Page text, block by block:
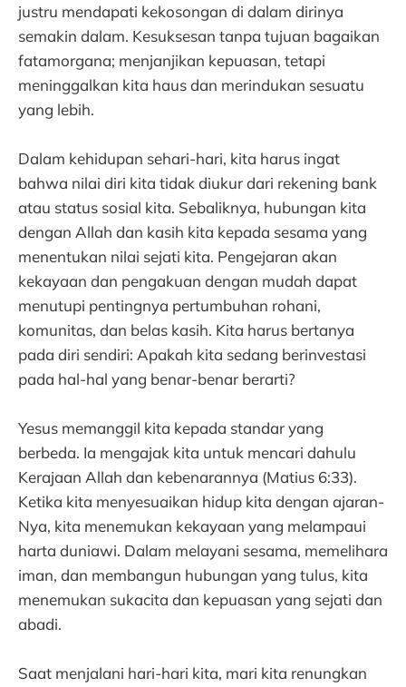
justru mendapati kekosongan di dalam dirinya
semakin dalam. Kesuksesan tanpa tujuan bagaikan
fatamorgana; menjanjikan kepuasan, tetapi
meninggalkan kita haus dan merindukan sesuatu
yang lebih.
Dalam kehidupan sehari-hari, kita harus ingat
bahwa nilai diri kita tidak diukur dari rekening bank
atau status sosial kita. Sebaliknya, hubungan kita
dengan Allah dan kasih kita kepada sesama yang
menentukan nilai sejati kita. Pengejaran akan
kekayaan dan pengakuan dengan mudah dapat
menutupi pentingnya pertumbuhan rohani,
komunitas, dan belas kasih. Kita harus bertanya
pada diri sendiri: Apakah kita sedang berinvestasi
pada hal-hal yang benar-benar berarti?
Yesus memanggil kita kepada standar yang
berbeda. Ia mengajak kita untuk mencari dahulu
Kerajaan Allah dan kebenarannya (Matius 6:33).
Ketika kita menyesuaikan hidup kita dengan ajaran-
Nya, kita menemukan kekayaan yang melampaui
harta duniawi. Dalam melayani sesama, memelihara
iman, dan membangun hubungan yang tulus, kita
menemukan sukacita dan kepuasan yang sejati dan
abadi.
Saat menjalani hari-hari kita, mari kita renungkan